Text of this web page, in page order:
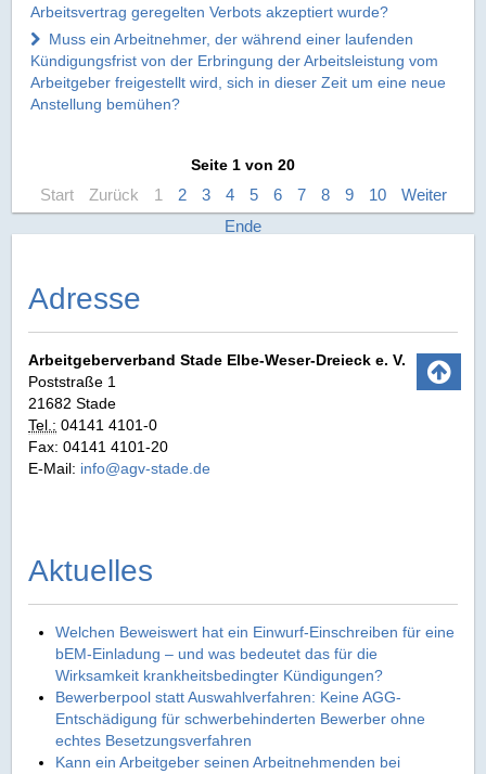
Arbeitsvertrag geregelten Verbots akzeptiert wurde?
Muss ein Arbeitnehmer, der während einer laufenden
Kündigungsfrist von der Erbringung der Arbeitsleistung vom
Arbeitgeber freigestellt wird, sich in dieser Zeit um eine neue
Anstellung bemühen?
Seite 1 von 20
Start Zurück 1 2 3 4 5 6 7 8 9 10
Weiter
Ende
Adresse
Arbeitgeberverband Stade Elbe‑Weser‑Dreieck e. V.
Poststraße 1
21682 Stade
Tel.: 04141 4101-0
Fax: 04141 4101-20
E-Mail: info@agv-stade.de
Aktuelles
Welchen Beweiswert hat ein Einwurf-Einschreiben für eine
bEM-Einladung – und was bedeutet das für die
Wirksamkeit krankheitsbedingter Kündigungen?
Bewerberpool statt Auswahlverfahren: Keine AGG-
Entschädigung für schwerbehinderten Bewerber ohne
echtes Besetzungsverfahren
Kann ein Arbeitgeber seinen Arbeitnehmenden bei